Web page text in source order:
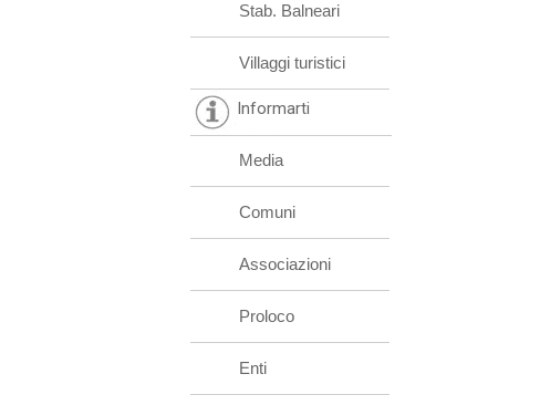
Stab. Balneari
Villaggi turistici
Informarti
Media
Comuni
Associazioni
Proloco
Enti